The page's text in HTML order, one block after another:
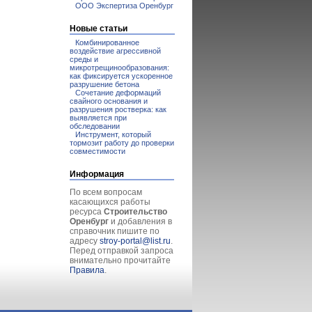
ООО Экспертиза Оренбург
Новые статьи
Комбинированное
воздействие агрессивной
среды и
микротрещинообразования:
как фиксируется ускоренное
разрушение бетона
Сочетание деформаций
свайного основания и
разрушения ростверка: как
выявляется при
обследовании
Инструмент, который
тормозит работу до проверки
совместимости
Информация
По всем вопросам
касающихся работы
ресурса Строительство
Оренбург и добавления в
справочник пишите по
адресу stroy-portal@list.ru.
Перед отправкой запроса
внимательно прочитайте
Правила.